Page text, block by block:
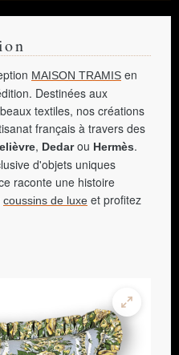
MAISON TRAMIS en
Destinées aux
textiles, nos créations
français à travers des
, Dedarou Hermès.
d'objets uniques
raconte une histoire
coussins de luxe et profitez